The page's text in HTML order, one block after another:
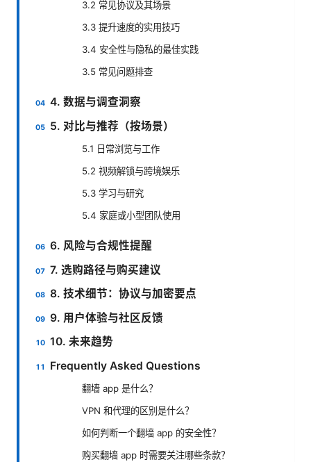
3.2 常见协议及其场景
3.3 提升速度的实用技巧
3.4 安全性与隐私的最佳实践
3.5 常见问题排查
4. 数据与调查洞察
5. 对比与推荐（按场景）
5.1 日常浏览与工作
5.2 视频解锁与跨境娱乐
5.3 学习与研究
5.4 家庭或小型团队使用
6. 风险与合规性提醒
7. 选购路径与购买建议
8. 技术细节：协议与加密要点
9. 用户体验与社区反馈
10. 未来趋势
Frequently Asked Questions
翻墙 app 是什么？
VPN 和代理的区别是什么？
如何判断一个翻墙 app 的安全性？
购买翻墙 app 时需要关注哪些条款？